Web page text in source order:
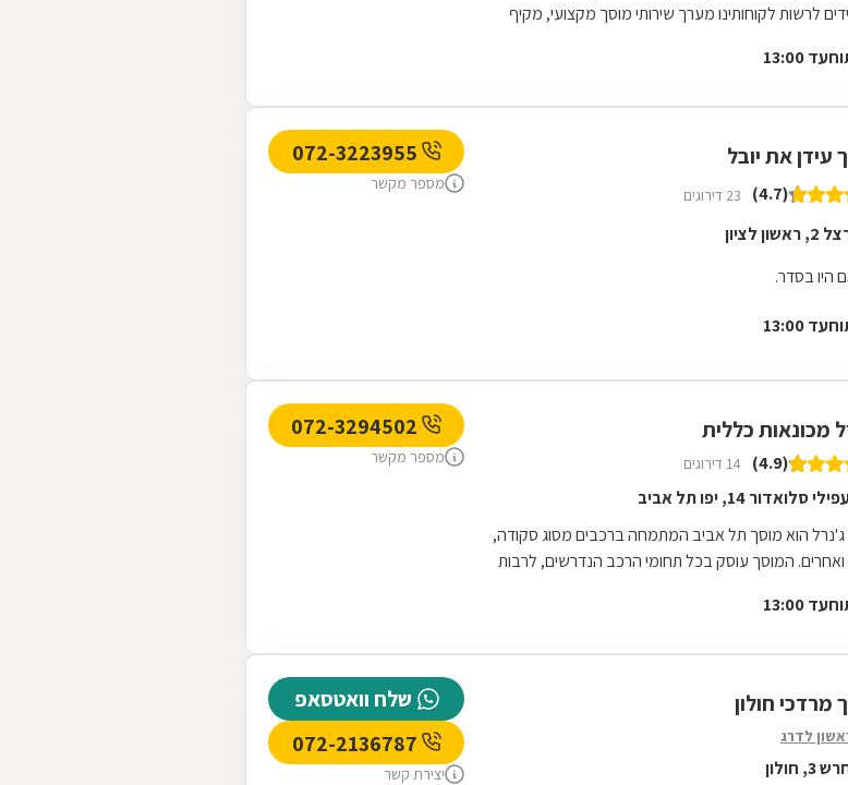
לרשות לקוחותינו מערך שירותי מוסך מקצועי, מקיף
עד 13:00
עידן את יובל
(4.7) 23 דירוגים
לציון
היו בסדר.
עד 13:00
מספר מקשר
מכונאות כללית
(4.9) 14 דירוגים
סלואדור 14, יפו תל אביב
ג'נרל הוא מוסך תל אביב המתמחה ברכבים מסוג סקודה,
המוסך עוסק בכל תחומי הרכב הנדרשים, לרבות
עד 13:00
מספר מקשר
מרדכי חולון
לדרג
חולון
שלח וואטסאפ
יצירת קשר